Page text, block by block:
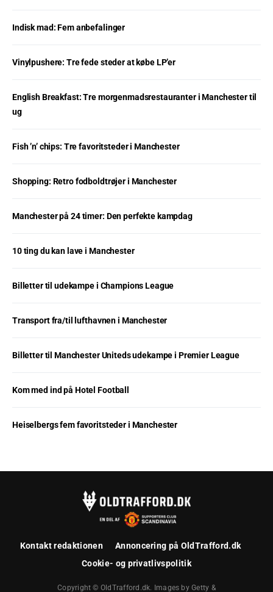
Indisk mad: Fem anbefalinger
Vinylpushere: Tre fede steder at købe LP’er
English Breakfast: Tre morgenmadsrestauranter i Manchester til
ug
Fish ’n’ chips: Tre favoritsteder i Manchester
Shopping: Retro fodboldtrøjer i Manchester
Manchester på 24 timer: Den perfekte kampdag
10 ting du kan lave i Manchester
Billetter til udekampe i Champions League
Transport fra/til lufthavnen i Manchester
Billetter til Manchester Uniteds udekampe i Premier League
Kom med ind på Hotel Football
Heiselbergs fem favoritsteder i Manchester
Kontakt redaktionen
Annoncering på OldTrafford.dk
Cookie- og privatlivspolitik
Copyright © OldTrafford.dk. Images by Getty &